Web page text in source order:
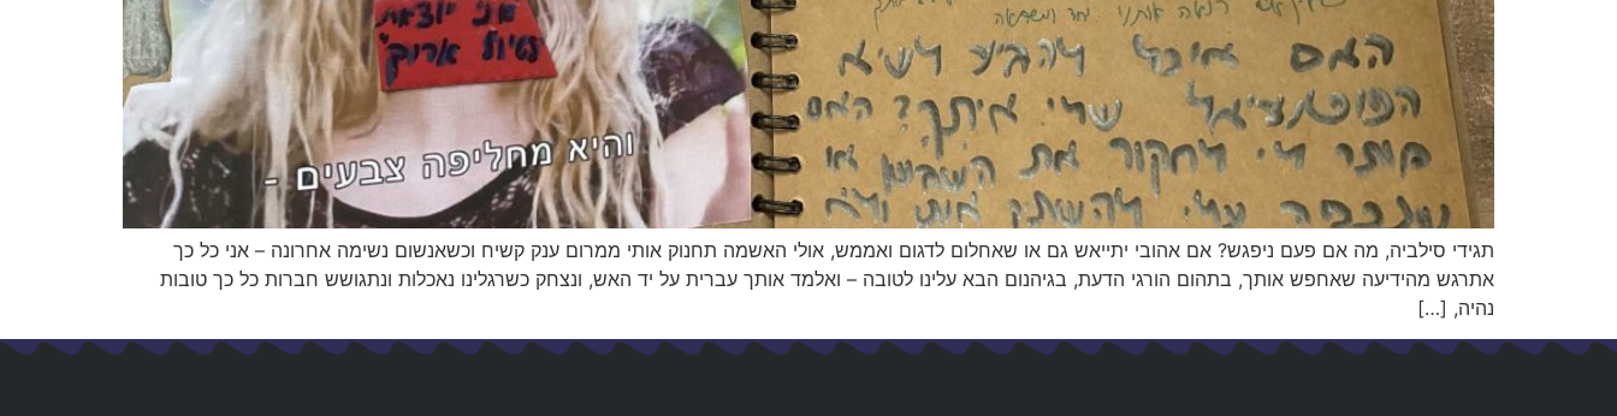
תגידי סילביה, מה אם פעם ניפגש? אם אהובי יתייאש גם או שאחלום לדגום ואממש, אולי האשמה תחנוק אותי ממרום ענק קשיח וכשאנשום נשימה אחרונה – אני כל כך
אתרגש מהידיעה שאחפש אותך, בתהום הורגי הדעת, בגיהנום הבא עלינו לטובה – ואלמד אותך עברית על יד האש, ונצחק כשרגלינו נאכלות ונתגושש חברות כל כך טובות
נהיה, […]